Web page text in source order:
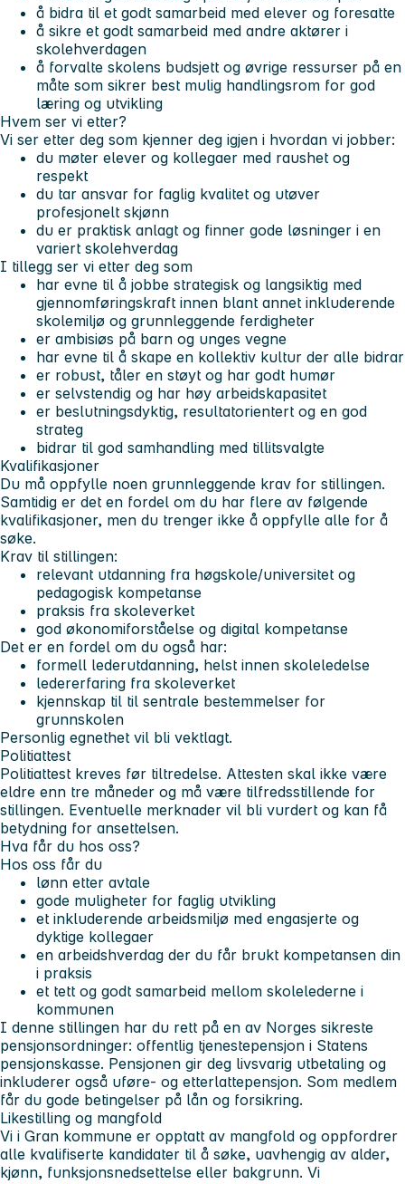
å bidra til et godt samarbeid med elever og foresatte
å sikre et godt samarbeid med andre aktører i
skolehverdagen
å forvalte skolens budsjett og øvrige ressurser på en
måte som sikrer best mulig handlingsrom for god
læring og utvikling
Hvem ser vi etter?
Vi ser etter deg som kjenner deg igjen i hvordan vi jobber:
du møter elever og kollegaer med raushet og
respekt
du tar ansvar for faglig kvalitet og utøver
profesjonelt skjønn
du er praktisk anlagt og finner gode løsninger i en
variert skolehverdag
I tillegg ser vi etter deg som
har evne til å jobbe strategisk og langsiktig med
gjennomføringskraft innen blant annet inkluderende
skolemiljø og grunnleggende ferdigheter
er ambisiøs på barn og unges vegne
har evne til å skape en kollektiv kultur der alle bidrar
er robust, tåler en støyt og har godt humør
er selvstendig og har høy arbeidskapasitet
er beslutningsdyktig, resultatorientert og en god
strateg
bidrar til god samhandling med tillitsvalgte
Kvalifikasjoner
Du må oppfylle noen grunnleggende krav for stillingen.
Samtidig er det en fordel om du har flere av følgende
kvalifikasjoner, men du trenger ikke å oppfylle alle for å
søke.
Krav til stillingen:
relevant utdanning fra høgskole/universitet og
pedagogisk kompetanse
praksis fra skoleverket
god økonomiforståelse og digital kompetanse
Det er en fordel om du også har:
formell lederutdanning, helst innen skoleledelse
ledererfaring fra skoleverket
kjennskap til til sentrale bestemmelser for
grunnskolen
Personlig egnethet vil bli vektlagt.
Politiattest
Politiattest kreves før tiltredelse. Attesten skal ikke være
eldre enn tre måneder og må være tilfredsstillende for
stillingen. Eventuelle merknader vil bli vurdert og kan få
betydning for ansettelsen.
Hva får du hos oss?
Hos oss får du
lønn etter avtale
gode muligheter for faglig utvikling
et inkluderende arbeidsmiljø med engasjerte og
dyktige kollegaer
en arbeidshverdag der du får brukt kompetansen din
i praksis
et tett og godt samarbeid mellom skolelederne i
kommunen
I denne stillingen har du rett på en av Norges sikreste
pensjonsordninger: offentlig tjenestepensjon i Statens
pensjonskasse. Pensjonen gir deg livsvarig utbetaling og
inkluderer også uføre- og etterlattepensjon. Som medlem
får du gode betingelser på lån og forsikring.
Likestilling og mangfold
Vi i Gran kommune er opptatt av mangfold og oppfordrer
alle kvalifiserte kandidater til å søke, uavhengig av alder,
kjønn, funksjonsnedsettelse eller bakgrunn. Vi